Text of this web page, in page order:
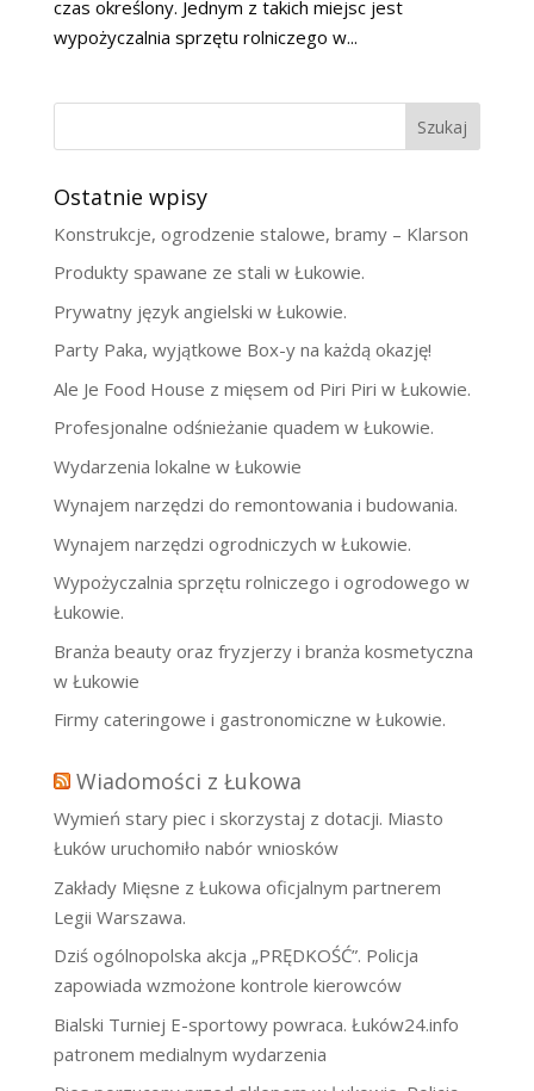
czas określony. Jednym z takich miejsc jest
wypożyczalnia sprzętu rolniczego w...
Szukaj
Ostatnie wpisy
Konstrukcje, ogrodzenie stalowe, bramy – Klarson
Produkty spawane ze stali w Łukowie.
Prywatny język angielski w Łukowie.
Party Paka, wyjątkowe Box-y na każdą okazję!
Ale Je Food House z mięsem od Piri Piri w Łukowie.
Profesjonalne odśnieżanie quadem w Łukowie.
Wydarzenia lokalne w Łukowie
Wynajem narzędzi do remontowania i budowania.
Wynajem narzędzi ogrodniczych w Łukowie.
Wypożyczalnia sprzętu rolniczego i ogrodowego w
Łukowie.
Branża beauty oraz fryzjerzy i branża kosmetyczna
w Łukowie
Firmy cateringowe i gastronomiczne w Łukowie.
Wiadomości z Łukowa
Wymień stary piec i skorzystaj z dotacji. Miasto
Łuków uruchomiło nabór wniosków
Zakłady Mięsne z Łukowa oficjalnym partnerem
Legii Warszawa.
Dziś ogólnopolska akcja „PRĘDKOŚĆ”. Policja
zapowiada wzmożone kontrole kierowców
Bialski Turniej E-sportowy powraca. Łuków24.info
patronem medialnym wydarzenia